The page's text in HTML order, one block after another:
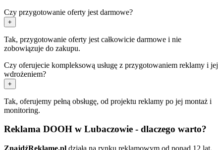
Czy przygotowanie oferty jest darmowe?
+
Tak, przygotowanie oferty jest całkowicie darmowe i nie
zobowiązuje do zakupu.
Czy oferujecie kompleksową usługę z przygotowaniem reklamy i jej
wdrożeniem?
+
Tak, oferujemy pełną obsługę, od projektu reklamy po jej montaż i
monitoring.
Reklama DOOH w Lubaczowie - dlaczego warto?
ZnajdźReklamę.pl działa na rynku reklamowym od ponad 12 lat,